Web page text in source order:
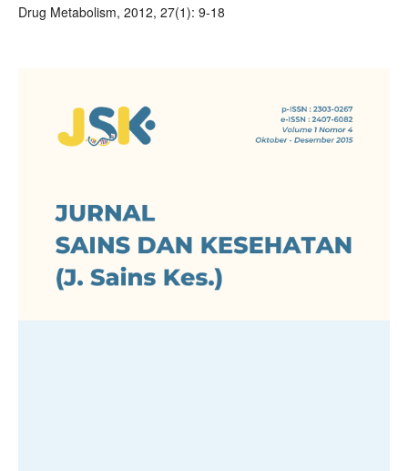
Drug Metabolism, 2012, 27(1): 9-18